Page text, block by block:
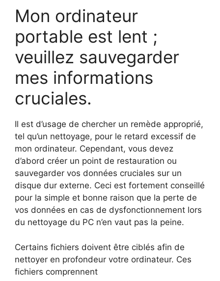
Mon ordinateur
portable est lent ;
veuillez sauvegarder
mes informations
cruciales.
Il est d’usage de chercher un remède approprié,
tel qu’un nettoyage, pour le retard excessif de
mon ordinateur. Cependant, vous devez
d’abord créer un point de restauration ou
sauvegarder vos données cruciales sur un
disque dur externe. Ceci est fortement conseillé
pour la simple et bonne raison que la perte de
vos données en cas de dysfonctionnement lors
du nettoyage du PC n’en vaut pas la peine.
Certains fichiers doivent être ciblés afin de
nettoyer en profondeur votre ordinateur. Ces
fichiers comprennent